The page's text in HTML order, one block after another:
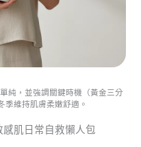
純，並強調關鍵時機（黃金三分
季維持肌膚柔嫩舒適。
肌日常自救懶人包